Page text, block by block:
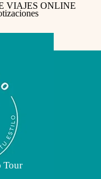
VIAJES ONLINE
Tour